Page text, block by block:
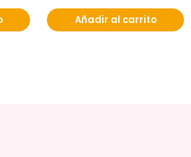
Añadir al carrito